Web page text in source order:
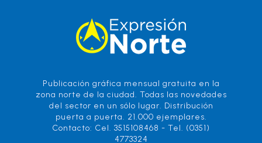
Publicación gráfica mensual gratuita en la
zona norte de la ciudad. Todas las novedades
del sector en un sólo lugar. Distribución
puerta a puerta. 21.000 ejemplares.
Contacto: Cel. 3515108468 - Tel. (0351)
4773324